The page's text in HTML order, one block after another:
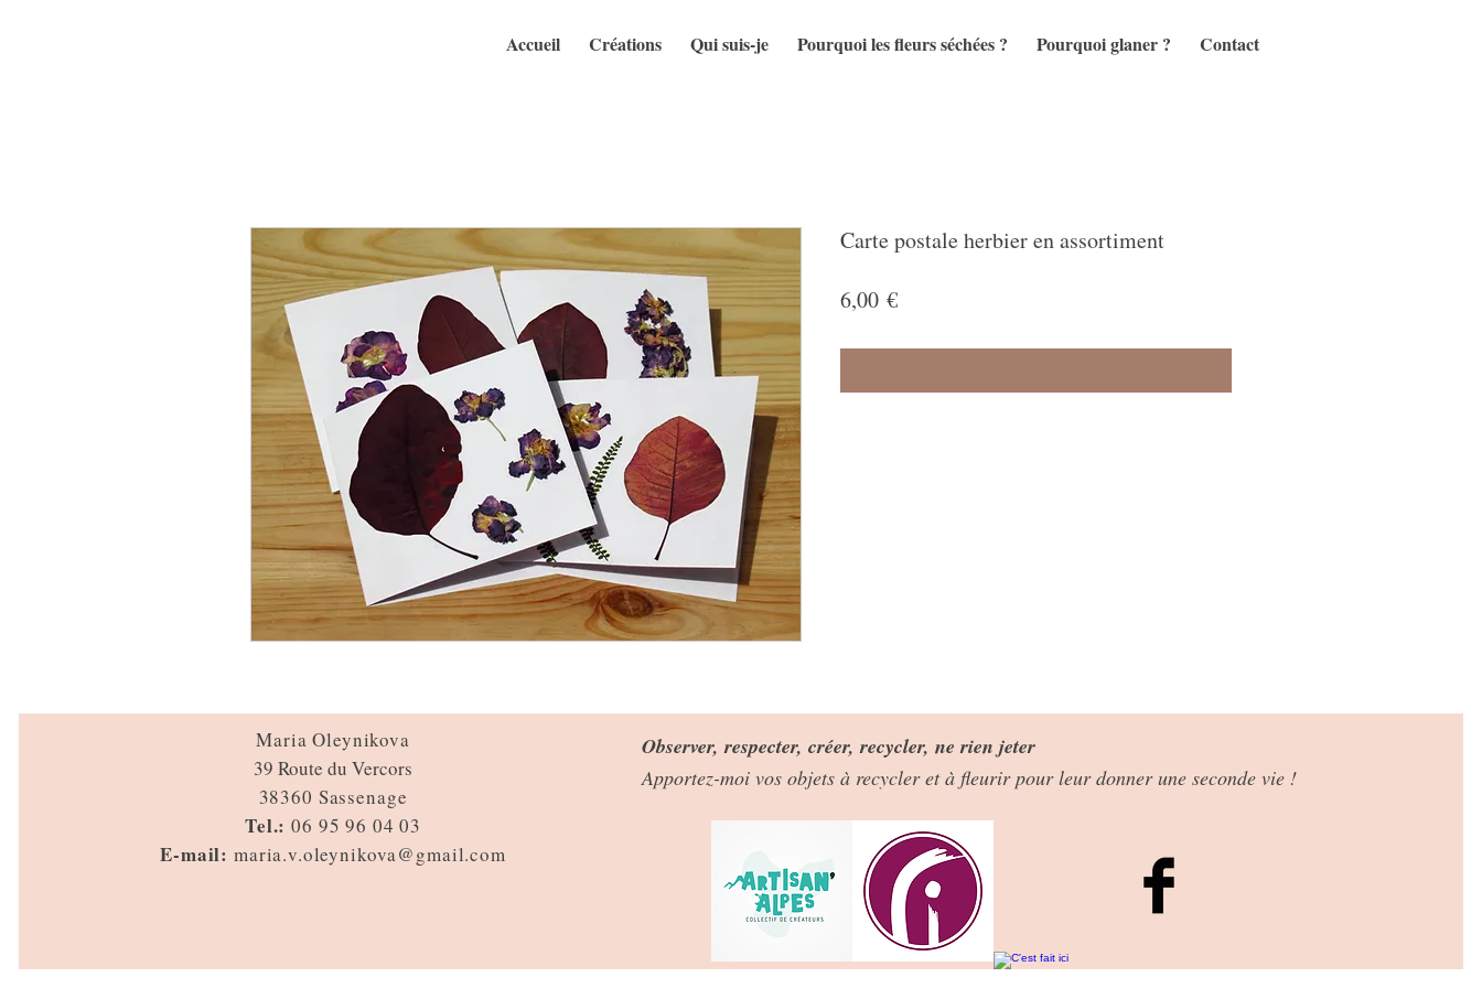
Accueil Créations Qui suis-je Pourquoi les fleurs séchées ? Pourquoi glaner ? Contact
Carte postale herbier en assortiment
6,00 €Prix
Maria Oleynikova
39 Route du Vercors
38360 Sassenage
Tel.: 06 95 96 04 03
E-mail: maria.v.oleynikova@gmail.com
Observer, respecter, créer, recycler, ne rien jeter
Apportez-moi vos objets à recycler et à fleurir pour leur donner une seconde vie !